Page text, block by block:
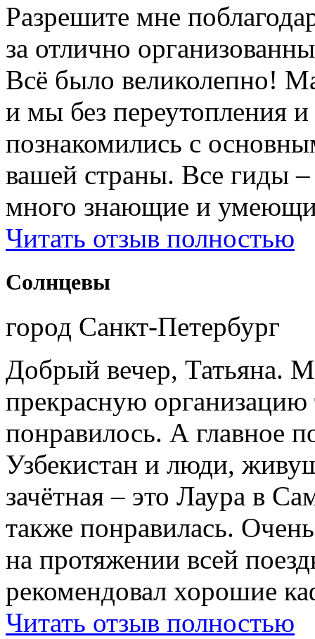
Разрешите мне
за отлично
Всë было великолепно!
и мы без переутопления
познакомились с
вашей страны. Все гиды
много знающие и
Читать отзыв полностью
Солнцевы
город Санкт-Петербург
Добрый вечер, Татьяна.
прекрасную
понравилось. А главное
Узбекистан и люди,
зачётная – это Лаура в
также понравилась.
на протяжении всей
рекомендовал хорошие
Читать отзыв полностью